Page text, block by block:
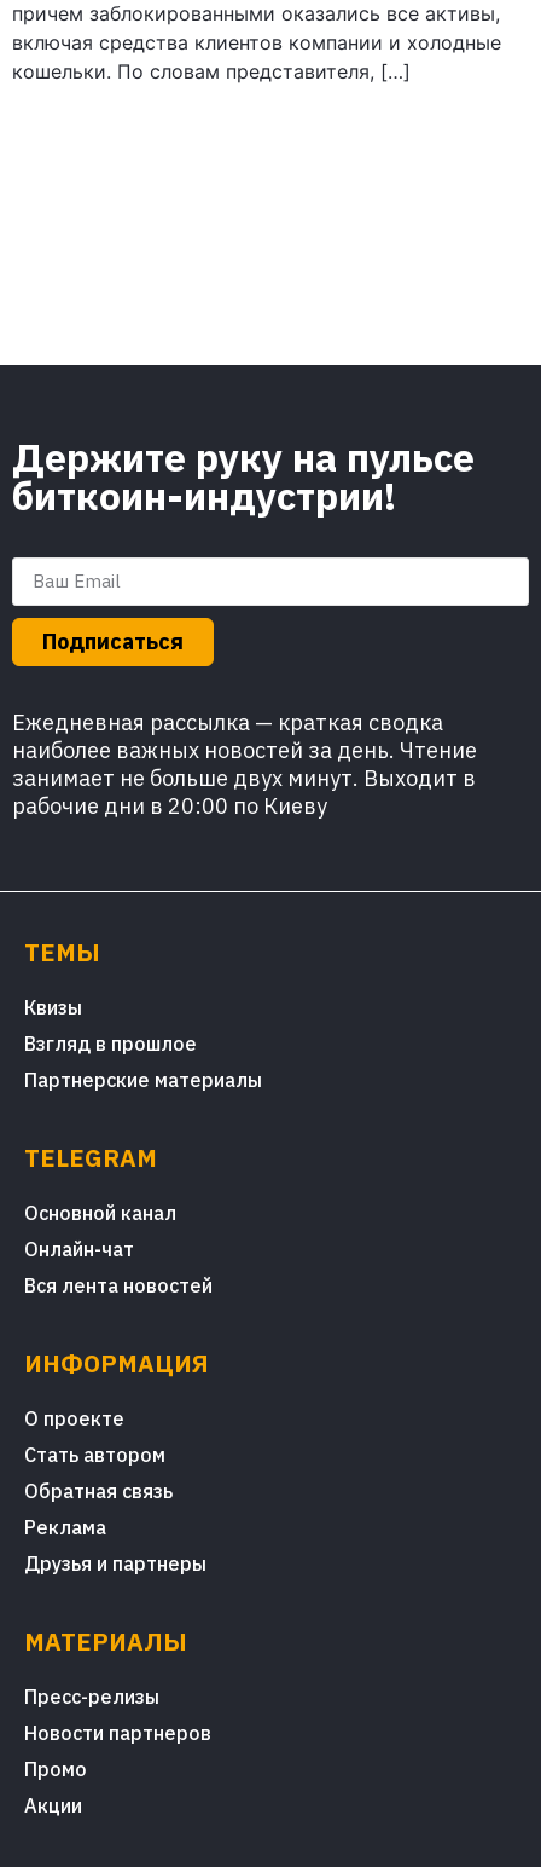
причем заблокированными оказались все активы,
включая средства клиентов компании и холодные
кошельки. По словам представителя, […]
Держите руку на пульсе
биткоин-индустрии!
Подписаться
Ежедневная рассылка — краткая сводка
наиболее важных новостей за день. Чтение
занимает не больше двух минут. Выходит в
рабочие дни в 20:00 по Киеву
ТЕМЫ
Квизы
Взгляд в прошлое
Партнерские материалы
TELEGRAM
Основной канал
Онлайн-чат
Вся лента новостей
ИНФОРМАЦИЯ
О проекте
Стать автором
Обратная связь
Реклама
Друзья и партнеры
МАТЕРИАЛЫ
Пресс-релизы
Новости партнеров
Промо
Акции